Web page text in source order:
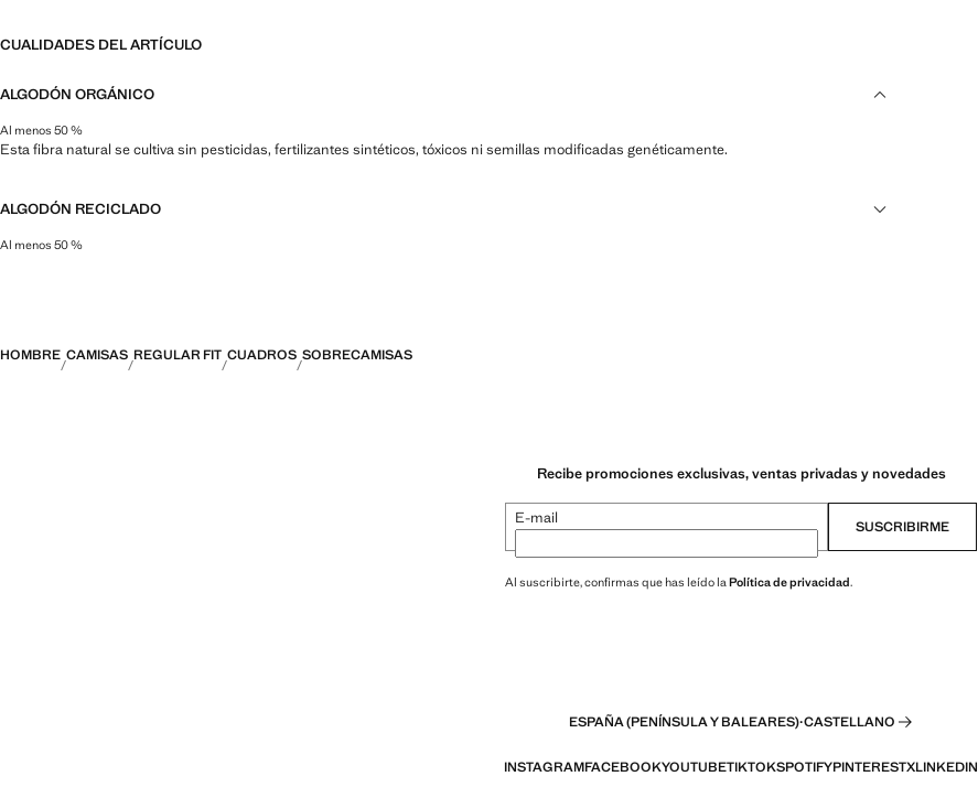
CUALIDADES DEL ARTÍCULO
ALGODÓN ORGÁNICO
Al menos 50 %
Esta fibra natural se cultiva sin pesticidas, fertilizantes sintéticos, tóxicos ni semillas modificadas genéticamente.
ALGODÓN RECICLADO
Al menos 50 %
HOMBRE CAMISAS REGULAR FIT CUADROS SOBRECAMISAS
Recibe promociones exclusivas, ventas privadas y novedades
E-mail SUSCRIBIRME
Al suscribirte, confirmas que has leído laPolítica de privacidad.
ESPAÑA (PENÍNSULA Y BALEARES)·CASTELLANO
INSTAGRAMFACEBOOKYOUTUBETIKTOKSPOTIFYPINTERESTXLINKEDIN